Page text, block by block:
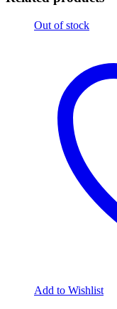
Out of stock
Add to Wishlist